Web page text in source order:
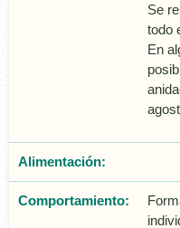
Se
todo
En
Alimentación:
Comportamiento: